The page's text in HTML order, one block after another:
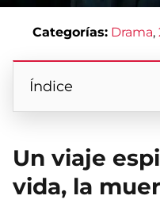
Categorías: Drama,
Índice
Un viaje
vida, la